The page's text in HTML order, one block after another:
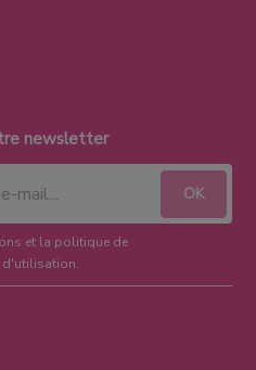
newsletter
et la politique de
d'utilisation.